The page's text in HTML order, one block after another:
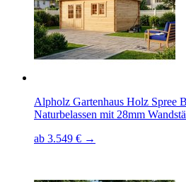
Alpholz Gartenhaus Holz Spree
Naturbelassen mit 28mm
ab 3.549 € →